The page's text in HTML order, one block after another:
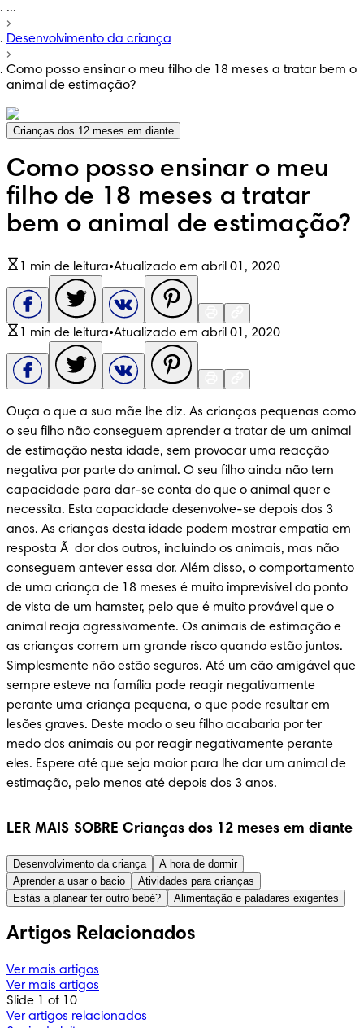
...
Desenvolvimento da criança
Como posso ensinar o meu filho de 18 meses a tratar bem o
animal de estimação?
Crianças dos 12 meses em diante
Como posso ensinar o meu
filho de 18 meses a tratar
bem o animal de estimação?
1 min de leitura•Atualizado em abril 01, 2020
1 min de leitura•Atualizado em abril 01, 2020
Ouça o que a sua mãe lhe diz. As crianças pequenas como
o seu filho não conseguem aprender a tratar de um animal
de estimação nesta idade, sem provocar uma reacção
negativa por parte do animal. O seu filho ainda não tem
capacidade para dar-se conta do que o animal quer e
necessita. Esta capacidade desenvolve-se depois dos 3
anos. As crianças desta idade podem mostrar empatia em
resposta Ã  dor dos outros, incluindo os animais, mas não
conseguem antever essa dor. Além disso, o comportamento
de uma criança de 18 meses é muito imprevisível do ponto
de vista de um hamster, pelo que é muito provável que o
animal reaja agressivamente. Os animais de estimação e
as crianças correm um grande risco quando estão juntos.
Simplesmente não estão seguros. Até um cão amigável que
sempre esteve na família pode reagir negativamente
perante uma criança pequena, o que pode resultar em
lesões graves. Deste modo o seu filho acabaria por ter
medo dos animais ou por reagir negativamente perante
eles. Espere até que seja maior para lhe dar um animal de
estimação, pelo menos até depois dos 3 anos.
LER MAIS SOBRE Crianças dos 12 meses em diante
Desenvolvimento da criança
A hora de dormir
Aprender a usar o bacio
Atividades para crianças
Estás a planear ter outro bebé?
Alimentação e paladares exigentes
Artigos Relacionados
Ver mais artigos
Ver mais artigos
Slide 1 of 10
Ver artigos relacionados